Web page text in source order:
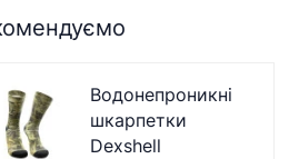
Водонепроникні
шкарпетки
Dexshell